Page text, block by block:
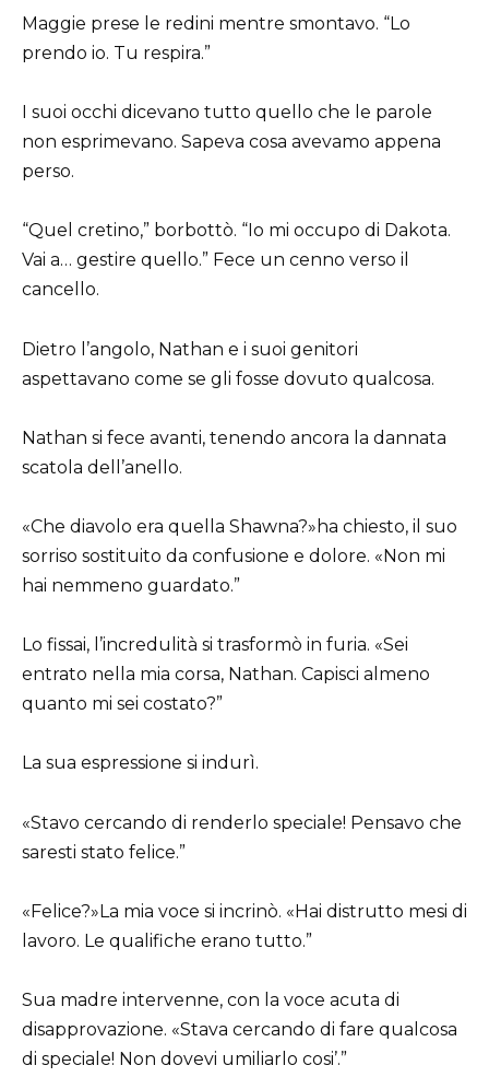
Maggie prese le redini mentre smontavo. “Lo
prendo io. Tu respira.”
I suoi occhi dicevano tutto quello che le parole
non esprimevano. Sapeva cosa avevamo appena
perso.
“Quel cretino,” borbottò. “Io mi occupo di Dakota.
Vai a… gestire quello.” Fece un cenno verso il
cancello.
Dietro l’angolo, Nathan e i suoi genitori
aspettavano come se gli fosse dovuto qualcosa.
Nathan si fece avanti, tenendo ancora la dannata
scatola dell’anello.
«Che diavolo era quella Shawna?»ha chiesto, il suo
sorriso sostituito da confusione e dolore. «Non mi
hai nemmeno guardato.”
Lo fissai, l’incredulità si trasformò in furia. «Sei
entrato nella mia corsa, Nathan. Capisci almeno
quanto mi sei costato?”
La sua espressione si indurì.
«Stavo cercando di renderlo speciale! Pensavo che
saresti stato felice.”
«Felice?»La mia voce si incrinò. «Hai distrutto mesi di
lavoro. Le qualifiche erano tutto.”
Sua madre intervenne, con la voce acuta di
disapprovazione. «Stava cercando di fare qualcosa
di speciale! Non dovevi umiliarlo cosi’.”